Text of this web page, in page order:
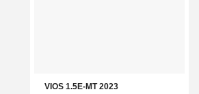
VIOS 1.5E-MT 2023